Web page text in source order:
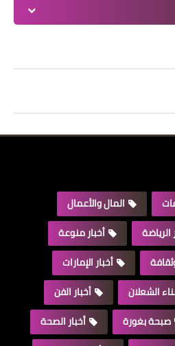
المال والأعمال
الرياضة
أخبار منوعة
أخبار الإمارات
الشعلان
أخبار الفن
صبحة بغورة
أخبار الصحة